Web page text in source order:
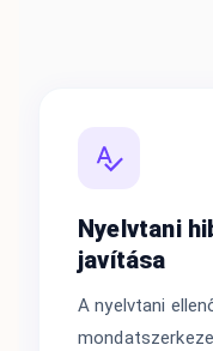
Nyelvtani
javítása
A nyelvtani